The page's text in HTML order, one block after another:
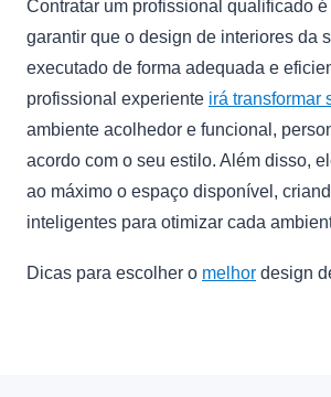
Contratar um profissional qualificado
garantir que o design de interiores da
executado de forma adequada e
profissional experiente irá transformar
ambiente acolhedor e funcional,
acordo com o seu estilo. Além disso,
ao máximo o espaço disponível,
inteligentes para otimizar cada
Dicas para escolher o melhor design